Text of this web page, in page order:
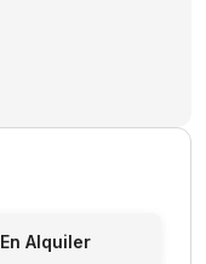
En Alquiler